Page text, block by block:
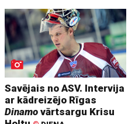
Savējais no ASV. Intervija
ar kādreizējo Rīgas
Dinamo vārtsargu Krisu